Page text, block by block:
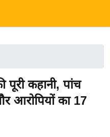
पूरी कहानी, पांच
आरोपियों का 17